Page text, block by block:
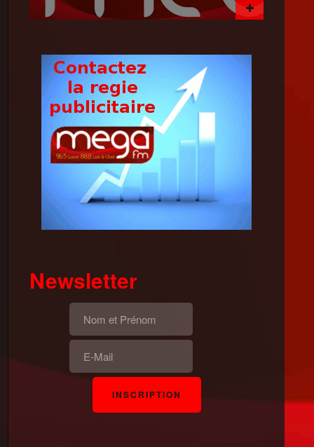
Newsletter